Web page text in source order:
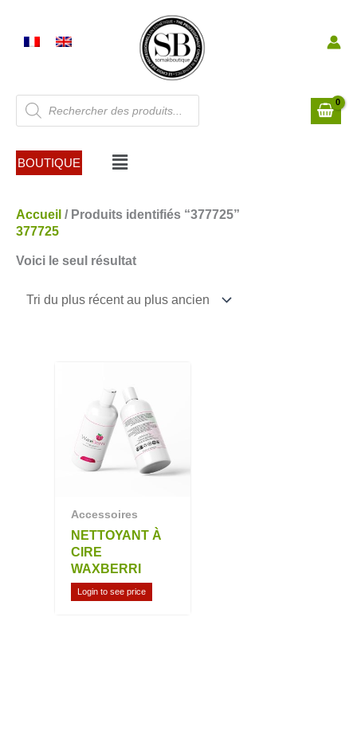
contenu
Recherche
de
produits
BOUTIQUE Menu
Accueil / Produits identifiés “377725”
377725
Voici le seul résultat
Accessoires
NETTOYANT À
CIRE
WAXBERRI
Login to see price